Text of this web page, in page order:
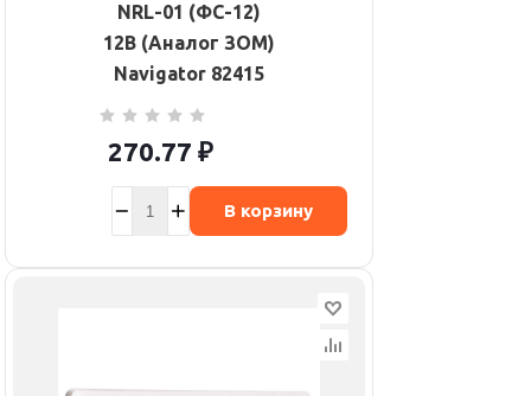
NRL-01 (ФС-12)
12В (Аналог ЗОМ)
Navigator 82415
270.77 ₽
В корзину